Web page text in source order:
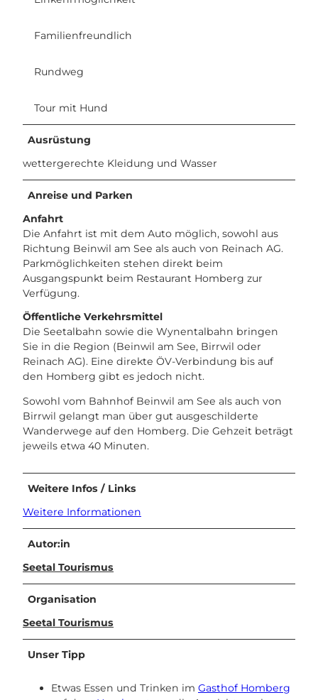
Familienfreundlich
Rundweg
Tour mit Hund
Ausrüstung
wettergerechte Kleidung und Wasser
Anreise und Parken
Anfahrt
Die Anfahrt ist mit dem Auto möglich, sowohl aus
Richtung Beinwil am See als auch von Reinach AG.
Parkmöglichkeiten stehen direkt beim
Ausgangspunkt beim Restaurant Homberg zur
Verfügung.
Öffentliche Verkehrsmittel
Die Seetalbahn sowie die Wynentalbahn bringen
Sie in die Region (Beinwil am See, Birrwil oder
Reinach AG). Eine direkte ÖV-Verbindung bis auf
den Homberg gibt es jedoch nicht.
Sowohl vom Bahnhof Beinwil am See als auch von
Birrwil gelangt man über gut ausgeschilderte
Wanderwege auf den Homberg. Die Gehzeit beträgt
jeweils etwa 40 Minuten.
Weitere Infos / Links
Weitere Informationen
Autor:in
Seetal Tourismus
Organisation
Seetal Tourismus
Unser Tipp
Etwas Essen und Trinken im Gasthof Homberg